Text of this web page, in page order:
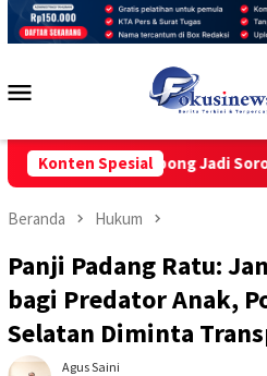
Loncat
Konten Spesial
Jadi Sorotan
Beranda Hukum
Panji Padang Ratu:
bagi Predator Anak,
Selatan Diminta
Agus Saini